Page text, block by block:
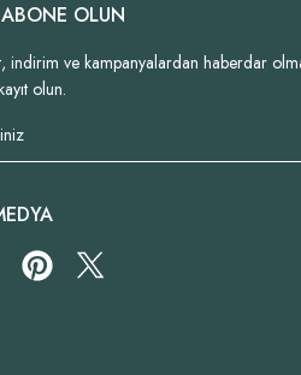
OLUN
indirim ve kampanyalardan haberdar
olun.